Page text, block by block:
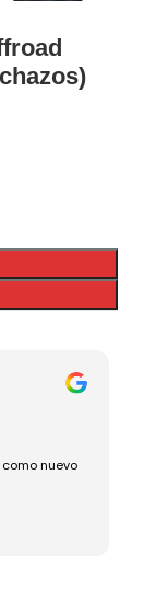
nuevo